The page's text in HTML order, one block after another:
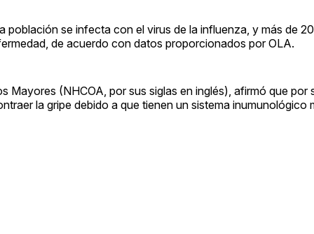
se infecta con el virus de la influenza, y más de
de acuerdo con datos proporcionados por OLA.
(NHCOA, por sus siglas en inglés), afirmó que por
la gripe debido a que tienen un sistema inumunológico